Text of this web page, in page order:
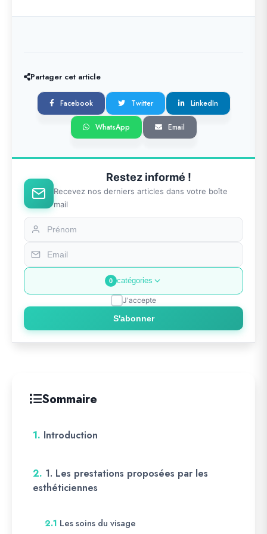
Partager cet article
Facebook Twitter LinkedIn
WhatsApp Email
Restez informé !
Recevez nos derniers articles dans votre boîte
mail
0 catégories
J'accepte
S'abonner
Sommaire
1. Introduction
2. 1. Les prestations proposées par les
esthéticiennes
2.1 Les soins du visage